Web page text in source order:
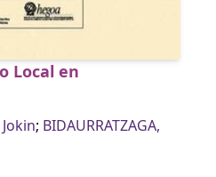
Local en
; BIDAURRATZAGA,